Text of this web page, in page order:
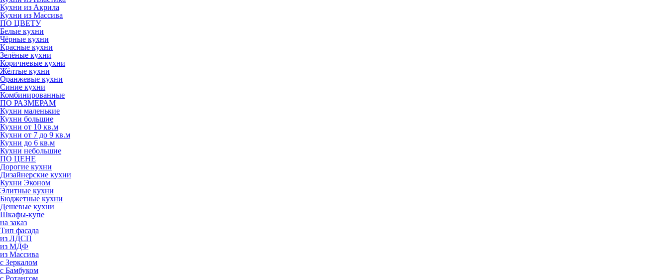
Кухни из Акрила
Кухни из Массива
ПО ЦВЕТУ
Белые кухни
Чёрные кухни
Красные кухни
Зелёные кухни
Коричневые кухни
Жёлтые кухни
Оранжевые кухни
Синие кухни
Комбинированные
ПО РАЗМЕРАМ
Кухни маленькие
Кухни большие
Кухни от 10 кв.м
Кухни от 7 до 9 кв.м
Кухни до 6 кв.м
Кухни небольшие
ПО ЦЕНЕ
Дорогие кухни
Дизайнерские кухни
Кухни Эконом
Элитные кухни
Бюджетные кухни
Дешевые кухни
Шкафы-купе
на заказ
Тип фасада
из ЛДСП
из МДФ
из Массива
с Зеркалом
с Бамбуком
с Ротангом